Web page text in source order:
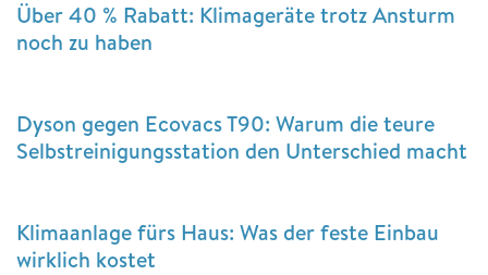
Über 40 % Rabatt: Klimageräte trotz Ansturm
noch zu haben
Dyson gegen Ecovacs T90: Warum die teure
Selbstreinigungsstation den Unterschied macht
Klimaanlage fürs Haus: Was der feste Einbau
wirklich kostet